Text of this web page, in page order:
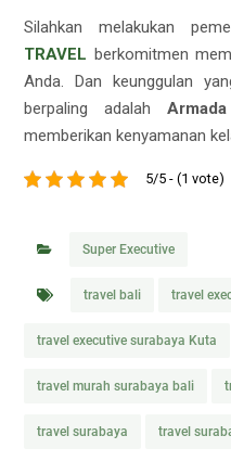
Silahkan melakukan
TRAVEL berkomitmen
Anda. Dan keunggulan
berpaling adalah
memberikan kenyamanan
5/5 - (1 vote)
Super Executive
travel bali travel
travel executive surabaya Kuta
travel murah surabaya bali
travel surabaya travel